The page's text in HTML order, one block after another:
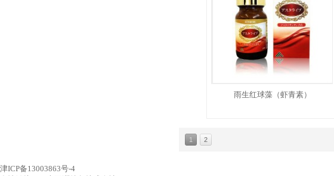
雨生红球藻（虾青素）
1 2
津ICP备13003863号-4